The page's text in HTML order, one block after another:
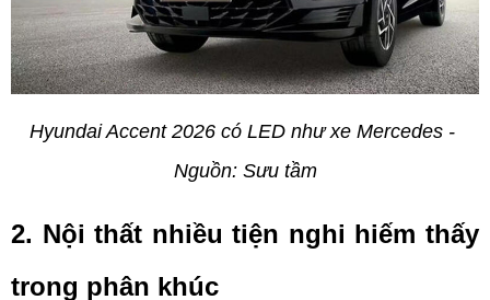
Hyundai Accent 2026 có LED như xe Mercedes -
Nguồn: Sưu tầm
2. Nội thất nhiều tiện nghi hiếm thấy
trong phân khúc